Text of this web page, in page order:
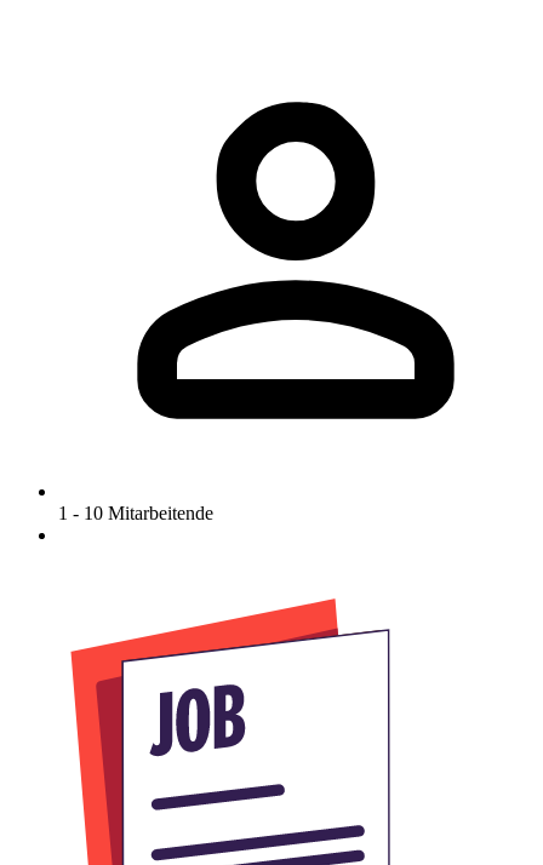
1 - 10 Mitarbeitende